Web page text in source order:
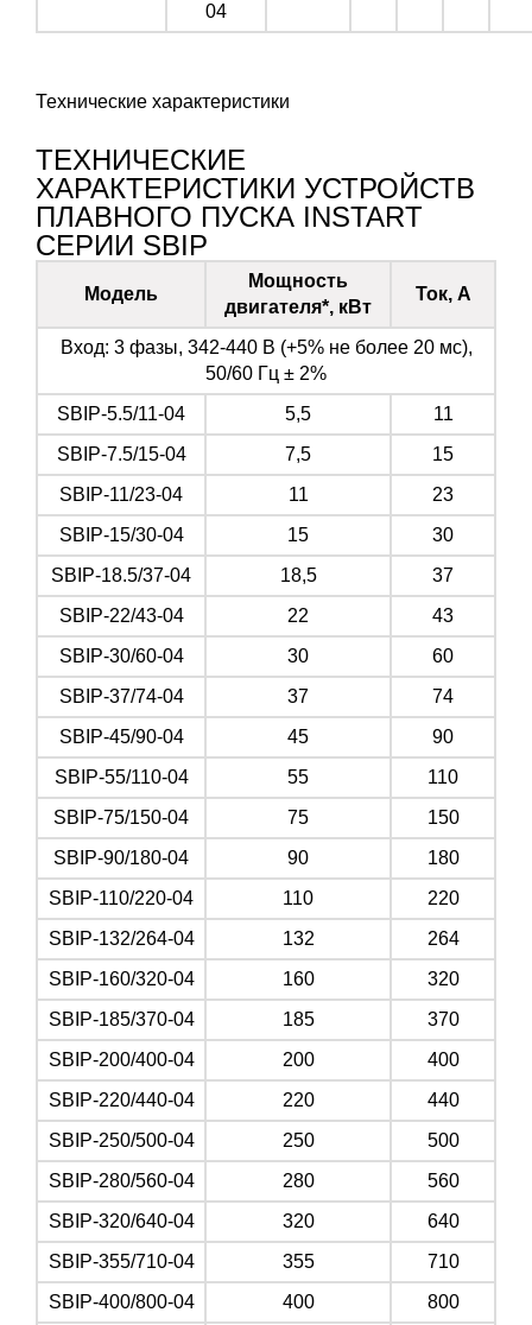
04
Технические характеристики
ТЕХНИЧЕСКИЕ
ХАРАКТЕРИСТИКИ УСТРОЙСТВ
ПЛАВНОГО ПУСКА INSTART
СЕРИИ SBIP
Модель
Мощность
двигателя*, кВт
Ток, А
Вход: 3 фазы, 342-440 В (+5% не более 20 мс),
50/60 Гц ± 2%
SBIP-5.5/11-04
5,5
11
SBIP-7.5/15-04
7,5
15
SBIP-11/23-04
11
23
SBIP-15/30-04
15
30
SBIP-18.5/37-04
18,5
37
SBIP-22/43-04
22
43
SBIP-30/60-04
30
60
SBIP-37/74-04
37
74
SBIP-45/90-04
45
90
SBIP-55/110-04
55
110
SBIP-75/150-04
75
150
SBIP-90/180-04
90
180
SBIP-110/220-04
110
220
SBIP-132/264-04
132
264
SBIP-160/320-04
160
320
SBIP-185/370-04
185
370
SBIP-200/400-04
200
400
SBIP-220/440-04
220
440
SBIP-250/500-04
250
500
SBIP-280/560-04
280
560
SBIP-320/640-04
320
640
SBIP-355/710-04
355
710
SBIP-400/800-04
400 800